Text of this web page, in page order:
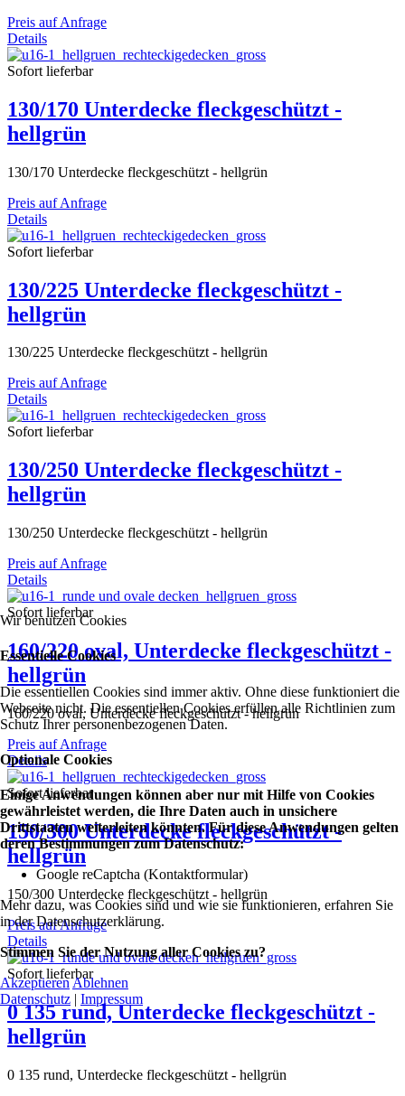
Preis auf Anfrage
Details
Sofort lieferbar
130/170 Unterdecke fleckgeschützt -
hellgrün
130/170 Unterdecke fleckgeschützt - hellgrün
Preis auf Anfrage
Details
Sofort lieferbar
130/225 Unterdecke fleckgeschützt -
hellgrün
130/225 Unterdecke fleckgeschützt - hellgrün
Preis auf Anfrage
Details
Sofort lieferbar
130/250 Unterdecke fleckgeschützt -
hellgrün
130/250 Unterdecke fleckgeschützt - hellgrün
Preis auf Anfrage
Details
Sofort lieferbar
160/220 oval, Unterdecke fleckgeschützt -
hellgrün
160/220 oval, Unterdecke fleckgeschützt - hellgrün
Preis auf Anfrage
Details
Sofort lieferbar
150/300 Unterdecke fleckgeschützt -
hellgrün
150/300 Unterdecke fleckgeschützt - hellgrün
Preis auf Anfrage
Details
Sofort lieferbar
0 135 rund, Unterdecke fleckgeschützt -
hellgrün
0 135 rund, Unterdecke fleckgeschützt - hellgrün
Wir benutzen Cookies
Essentielle Cookies
Die essentiellen Cookies sind immer aktiv. Ohne diese funktioniert die
Webseite nicht. Die essentiellen Cookies erfüllen alle Richtlinien zum
Schutz Ihrer personenbezogenen Daten.
Optionale Cookies
Einige Anwendungen können aber nur mit Hilfe von Cookies
gewährleistet werden, die Ihre Daten auch in unsichere
Drittstaaten weiterleiten könnten. Für diese Anwendungen gelten
deren Bestimmungen zum Datenschutz:
Google reCaptcha (Kontaktformular)
Mehr dazu, was Cookies sind und wie sie funktionieren, erfahren Sie
in der Datenschutzerklärung.
Stimmen Sie der Nutzung aller Cookies zu?
AkzeptierenAblehnen
Datenschutz | Impressum